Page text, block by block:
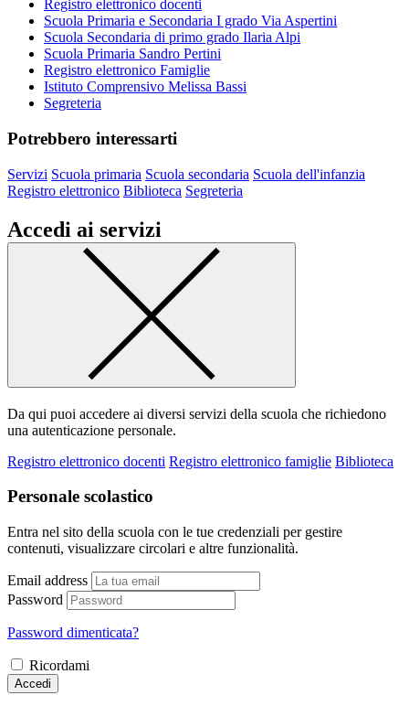
Registro elettronico docenti
Scuola Primaria e Secondaria I grado Via Aspertini
Scuola Secondaria di primo grado Ilaria Alpi
Scuola Primaria Sandro Pertini
Registro elettronico Famiglie
Istituto Comprensivo Melissa Bassi
Segreteria
Potrebbero interessarti
Servizi Scuola primaria Scuola secondaria Scuola dell'infanzia
Registro elettronico Biblioteca Segreteria
Accedi ai servizi
Da qui puoi accedere ai diversi servizi della scuola che richiedono
una autenticazione personale.
Registro elettronico docenti Registro elettronico famiglie Biblioteca
Personale scolastico
Entra nel sito della scuola con le tue credenziali per gestire
contenuti, visualizzare circolari e altre funzionalità.
Email address
Password
Password dimenticata?
Ricordami
Accedi